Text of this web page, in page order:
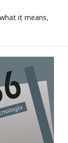
it means,